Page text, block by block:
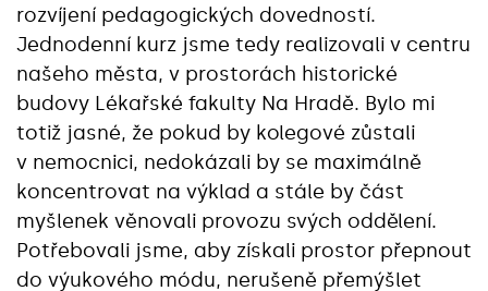
rozvíjení pedagogických dovedností.
Jednodenní kurz jsme tedy realizovali v centru
našeho města, v prostorách historické
budovy Lékařské fakulty Na Hradě. Bylo mi
totiž jasné, že pokud by kolegové zůstali
v nemocnici, nedokázali by se maximálně
koncentrovat na výklad a stále by část
myšlenek věnovali provozu svých oddělení.
Potřebovali jsme, aby získali prostor přepnout
do výukového módu, nerušeně přemýšlet